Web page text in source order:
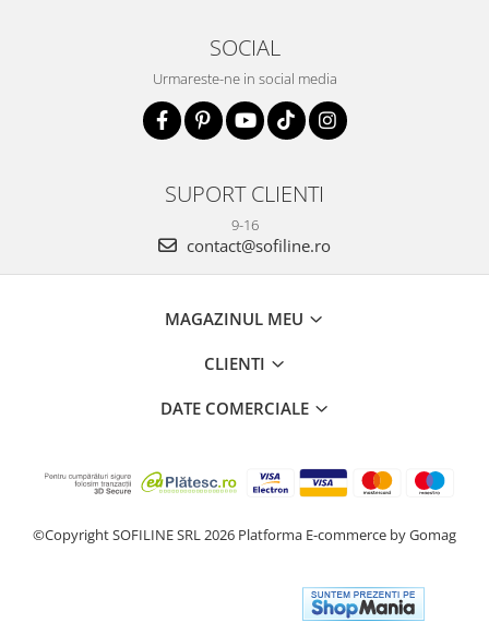
SOCIAL
Urmareste-ne in social media
SUPORT CLIENTI
9-16
contact@sofiline.ro
MAGAZINUL MEU
CLIENTI
DATE COMERCIALE
©Copyright SOFILINE SRL 2026 Platforma E-commerce by Gomag